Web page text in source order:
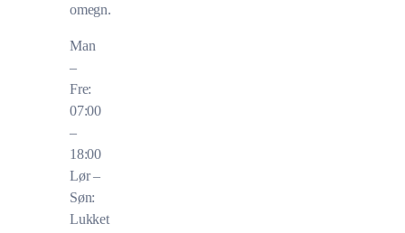
omegn.
Man
–
Fre:
07:00
–
18:00
Lør –
Søn:
Lukket